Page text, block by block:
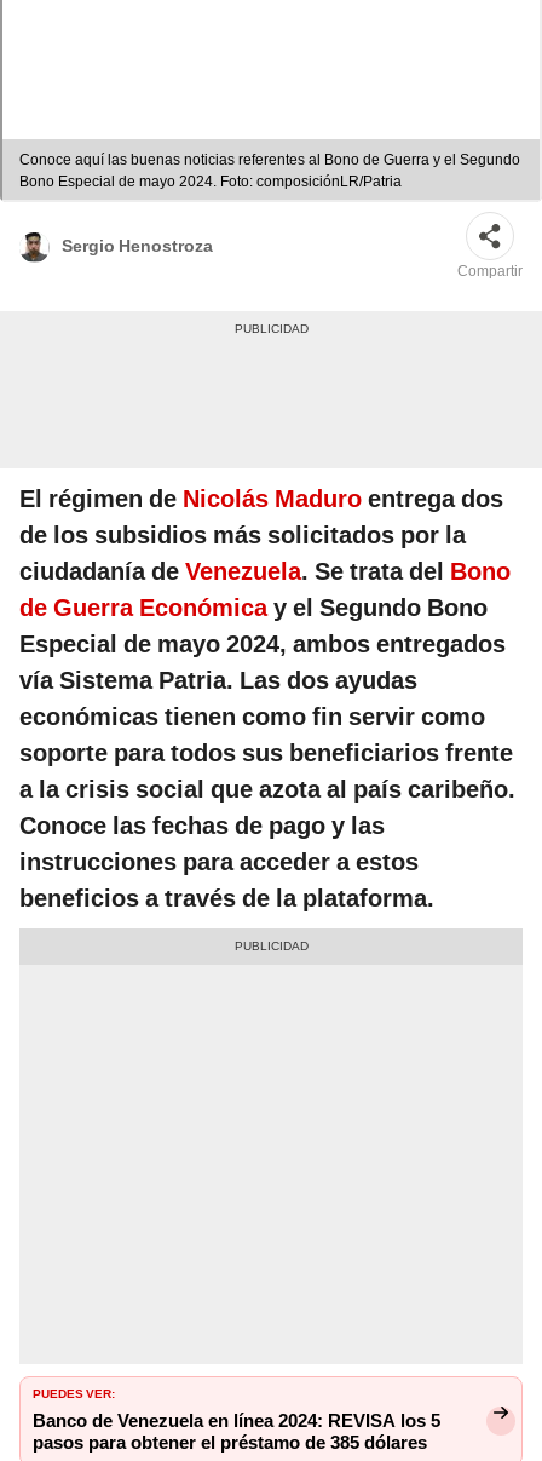
Conoce aquí las buenas noticias referentes al Bono de Guerra y el Segundo
Bono Especial de mayo 2024. Foto: composiciónLR/Patria
Sergio Henostroza
Compartir
El régimen de Nicolás Maduro entrega dos
de los subsidios más solicitados por la
ciudadanía de Venezuela. Se trata del Bono
de Guerra Económicay el Segundo Bono
Especial de mayo 2024, ambos entregados
vía Sistema Patria. Las dos ayudas
económicas tienen como fin servir como
soporte para todos sus beneficiarios frente
a la crisis social que azota al país caribeño.
Conoce las fechas de pago y las
instrucciones para acceder a estos
beneficios a través de la plataforma.
PUEDES VER:
Banco de Venezuela en línea 2024: REVISA los 5
pasos para obtener el préstamo de 385 dólares